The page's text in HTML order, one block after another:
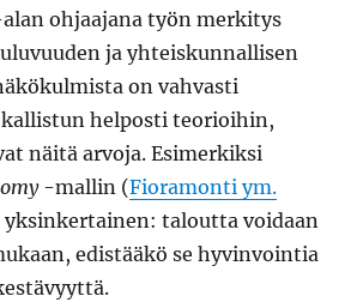
ohjaajana työn merkitys
ja yhteiskunnallisen
on vahvasti
helposti teorioihin,
näitä arvoja. Esimerkiksi
-mallin (Fioramonti ym.
yksinkertainen: taloutta voidaan
edistääkö se hyvinvointia